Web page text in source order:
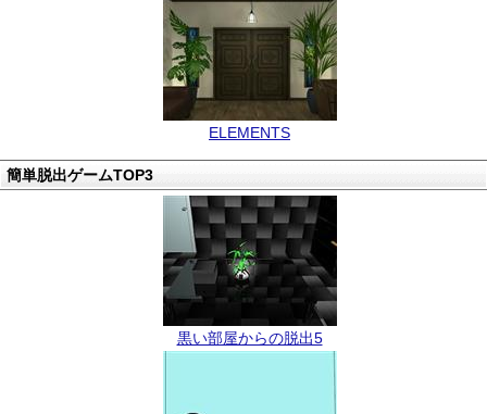
ELEMENTS
簡単脱出ゲームTOP3
黒い部屋からの脱出5